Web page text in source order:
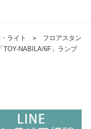
ライト ＞
フロアスタン
TOY-NABILA/6F」ランプ